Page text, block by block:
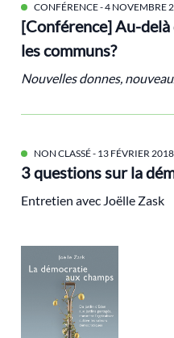
CONFÉRENCE- 4 NOVEMBRE
[Conférence] Au-delà
les communs?
Nouvelles donnes,
NON CLASSÉ- 13 FÉVRIER 2018
3 questions sur la
Entretien avec Joëlle Zask
Cédric Villani
Changement climatique
Cohn-Bendit Dany
Communs
compensation
Conflit
COP21
Croissance
Dahan Amy
décarbonation